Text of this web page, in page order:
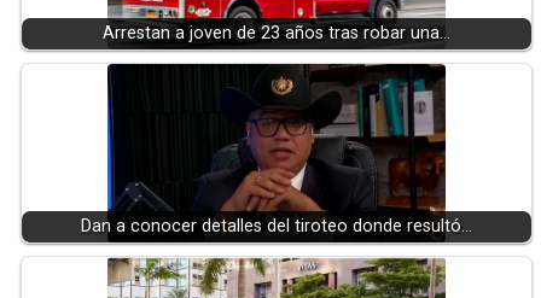
Arrestan a joven de 23 años tras robar una…
Dan a conocer detalles del tiroteo donde resultó…